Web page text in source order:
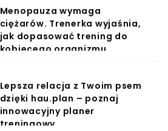
Menopauza wymaga
ciężarów. Trenerka wyjaśnia,
jak dopasować trening do
kobiecego organizmu
Lepsza relacja z Twoim psem
dzięki hau.plan – poznaj
innowacyjny planer
treningowy